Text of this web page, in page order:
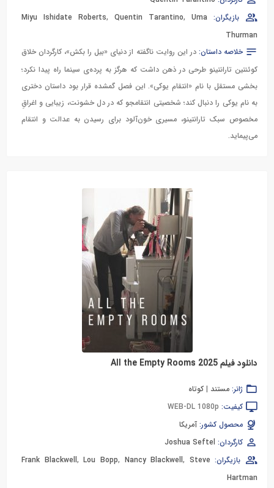
بازیگران:
Miyu Ishidate Roberts, Quentin Tarantino, Uma
Thurman
خلاصه داستان:در این روایت ناگفته از دنیای «بیل را بکش»، کارگردان خلاق
کوئنتین تارانتینو طرحی در ذهن داشت که هرگز به پرده‌ی سینما راه پیدا نکرد؛
بخشی مستقل با نام «انتقام یوکی». این فصل گمشده قرار بود داستان دختری
به نام یوکی را دنبال کند؛ شخصیتی انتقامجو که در دل خشونت، زیبایی و اغراقِ
مخصوص سبک تارانتینو، مسیری خون‌آلود برای رسیدن به عدالت و انتقام
می‌پیماید.
دانلود فیلم All the Empty Rooms 2025
ژانر: مستند | کوتاه
کیفیت: WEB-DL 1080p
محصول کشور: آمریکا
کارگردان: Joshua Seftel
بازیگران:
Frank Blackwell,Lou Bopp, Nancy Blackwell, Steve
Hartman